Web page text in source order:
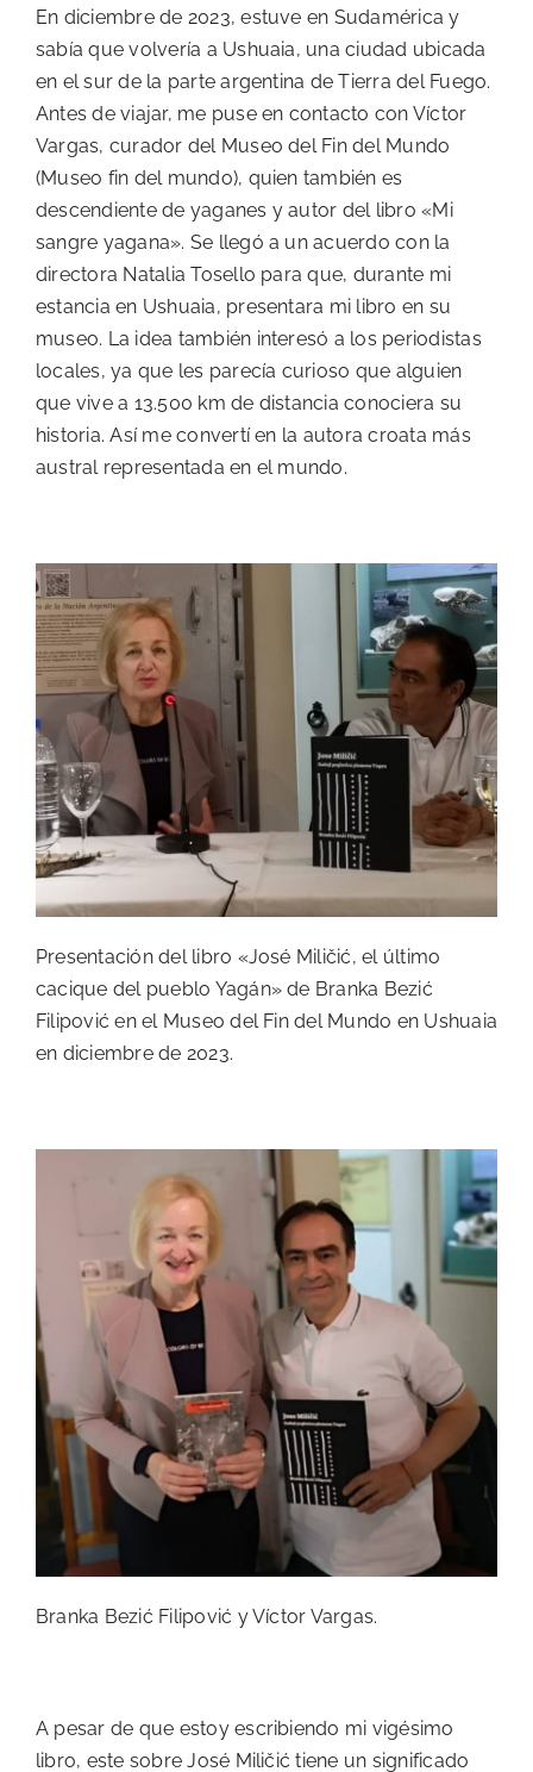
En diciembre de 2023, estuve en Sudamérica y
sabía que volvería a Ushuaia, una ciudad ubicada
en el sur de la parte argentina de Tierra del Fuego.
Antes de viajar, me puse en contacto con Víctor
Vargas, curador del Museo del Fin del Mundo
(Museo fin del mundo), quien también es
descendiente de yaganes y autor del libro «Mi
sangre yagana». Se llegó a un acuerdo con la
directora Natalia Tosello para que, durante mi
estancia en Ushuaia, presentara mi libro en su
museo. La idea también interesó a los periodistas
locales, ya que les parecía curioso que alguien
que vive a 13.500 km de distancia conociera su
historia. Así me convertí en la autora croata más
austral representada en el mundo.
Presentación del libro «José Miličić, el último
cacique del pueblo Yagán» de Branka Bezić
Filipović en el Museo del Fin del Mundo en Ushuaia
en diciembre de 2023.
Branka Bezić Filipović y Víctor Vargas.
A pesar de que estoy escribiendo mi vigésimo
libro, este sobre José Miličić tiene un significado